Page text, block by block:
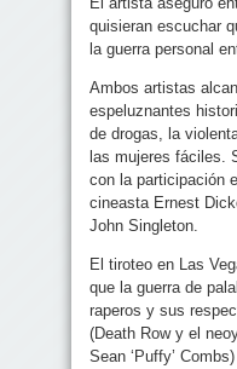
quisieran escuchar
la guerra personal
Ambos artistas
espeluznantes
de drogas, la
las mujeres fáciles.
con la participación
cineasta Ernest
John Singleton.
El tiroteo en Las
que la guerra de
raperos y sus
(Death Row y el
Sean ‘Puffy’